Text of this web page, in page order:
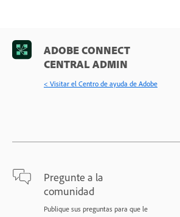
ADOBE CONNECT
CENTRAL ADMIN
< Visitar el Centro de ayuda de Adobe
Pregunte a la
comunidad
Publique sus preguntas para que le